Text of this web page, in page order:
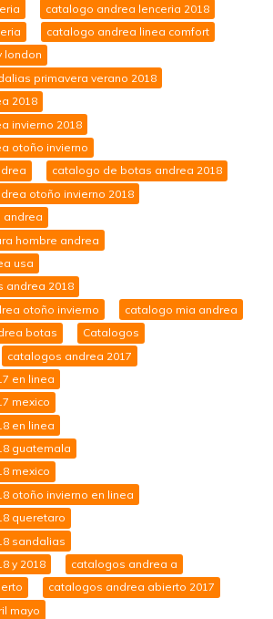
catalogo andrea lenceria 2018
catalogo andrea linea comfort
london
primavera verano 2018
2018
invierno 2018
otoño invierno
catalogo de botas andrea 2018
otoño invierno 2018
andrea
hombre andrea
usa
andrea 2018
otoño invierno
catalogo mia andrea
botas
Catalogos
catalogos andrea 2017
en linea
mexico
en linea
guatemala
mexico
otoño invierno en linea
queretaro
sandalias
y 2018
catalogos andrea a
catalogos andrea abierto 2017
mayo